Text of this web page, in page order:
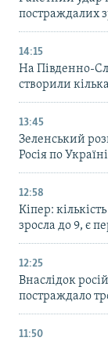
постраждалих
14:15
На Південно-
створили
13:45
Зеленський
Росія по
12:58
Кіпер:
зросла до 9, є
12:25
Внаслідок
постраждало
11:50